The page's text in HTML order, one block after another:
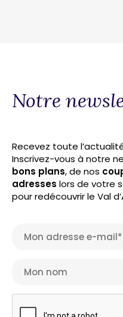
Notre
Recevez toute
Inscrivez-vous à notre
bons plans, de nos
adresses lors de votre
pour redécouvrir le Val